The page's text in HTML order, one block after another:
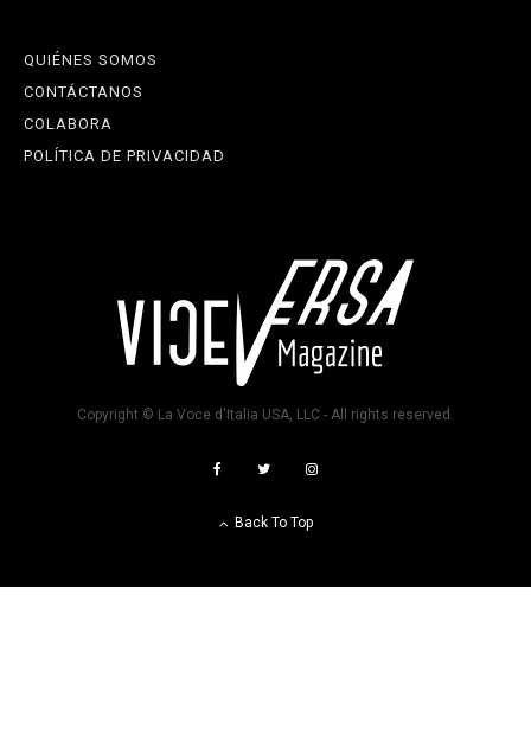
QUIÉNES SOMOS
CONTÁCTANOS
COLABORA
POLÍTICA DE PRIVACIDAD
Copyright © La Voce d'Italia USA, LLC - All rights reserved.
Back To Top